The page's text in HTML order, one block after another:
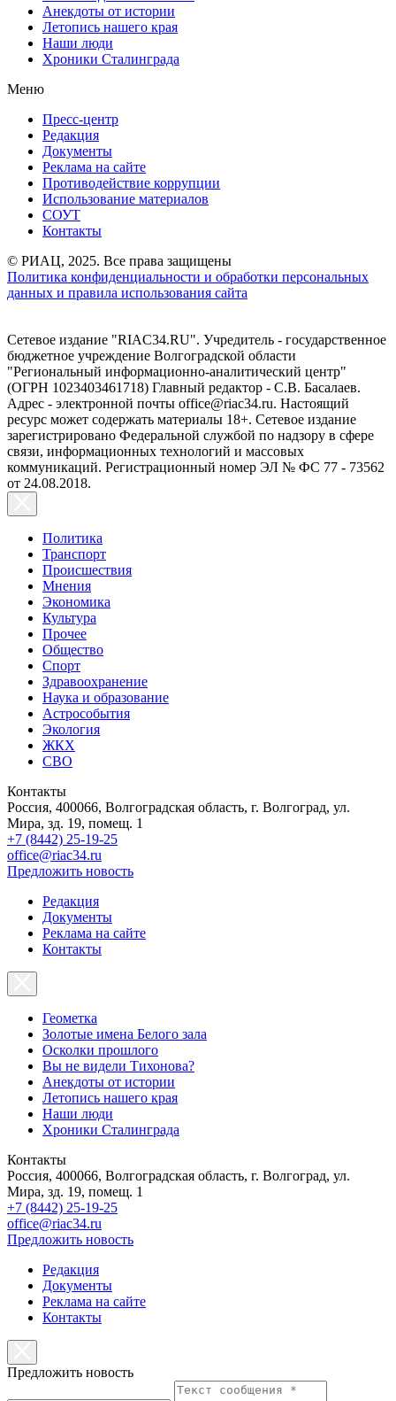
Анекдоты от истории
Летопись нашего края
Наши люди
Хроники Сталинграда
Меню
Пресс-центр
Редакция
Документы
Реклама на сайте
Противодействие коррупции
Использование материалов
СОУТ
Контакты
© РИАЦ, 2025. Все права защищены
Политика конфиденциальности и обработки персональных
данных и правила использования сайта
Сетевое издание "RIAC34.RU". Учредитель - государственное
бюджетное учреждение Волгоградской области
"Региональный информационно-аналитический центр"
(ОГРН 1023403461718) Главный редактор - С.В. Басалаев.
Адрес - электронной почты office@riac34.ru. Настоящий
ресурс может содержать материалы 18+. Сетевое издание
зарегистрировано Федеральной службой по надзору в сфере
связи, информационных технологий и массовых
коммуникаций. Регистрационный номер ЭЛ № ФС 77 - 73562
от 24.08.2018.
Политика
Транспорт
Происшествия
Мнения
Экономика
Культура
Прочее
Общество
Спорт
Здравоохранение
Наука и образование
Астрособытия
Экология
ЖКХ
СВО
Контакты
Россия, 400066, Волгоградская область, г. Волгоград, ул.
Мира, зд. 19, помещ. 1
+7 (8442) 25-19-25
office@riac34.ru
Предложить новость
Редакция
Документы
Реклама на сайте
Контакты
Геометка
Золотые имена Белого зала
Осколки прошлого
Вы не видели Тихонова?
Анекдоты от истории
Летопись нашего края
Наши люди
Хроники Сталинграда
Контакты
Россия, 400066, Волгоградская область, г. Волгоград, ул.
Мира, зд. 19, помещ. 1
+7 (8442) 25-19-25
office@riac34.ru
Предложить новость
Редакция
Документы
Реклама на сайте
Контакты
Предложить новость